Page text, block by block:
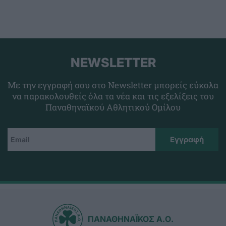
NEWSLETTER
Με την εγγραφή σου στο Newsletter μπορείς εύκολα
να παρακολουθείς όλα τα νέα και τις εξελίξεις του
Παναθηναϊκού Αθλητικού Ομίλου
ΠΑΝΑΘΗΝΑΪΚΟΣ Α.Ο.